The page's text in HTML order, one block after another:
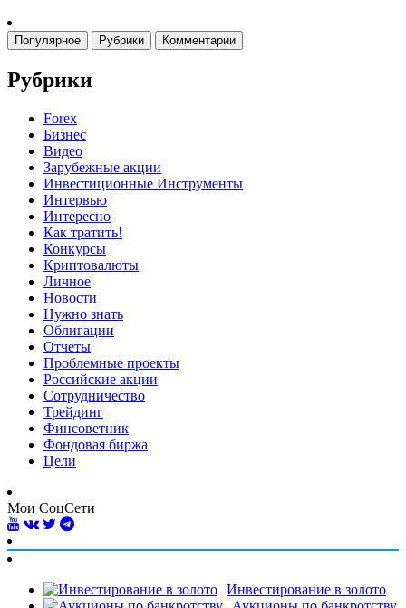
Популярное Рубрики Комментарии
Рубрики
Forex
Бизнес
Видео
Зарубежные акции
Инвестиционные Инструменты
Интервью
Интересно
Как тратить!
Конкурсы
Криптовалюты
Личное
Новости
Нужно знать
Облигации
Отчеты
Проблемные проекты
Российские акции
Сотрудничество
Трейдинг
Финсоветник
Фондовая биржа
Цели
Мои СоцСети
Инвестирование в золото